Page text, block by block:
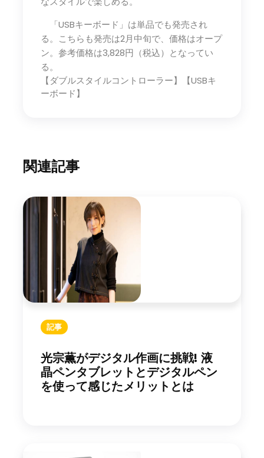
「USBキーボード」は単品でも発売され
る。こちらも発売は2月中旬で、価格はオープ
ン。参考価格は3,828円（税込）となってい
る。
【ダブルスタイルコントローラー】【USBキ
ーボード】
関連記事
記事
光宗薫がデジタル作画に挑戦! 液
晶ペンタブレットとデジタルペン
を使って感じたメリットとは